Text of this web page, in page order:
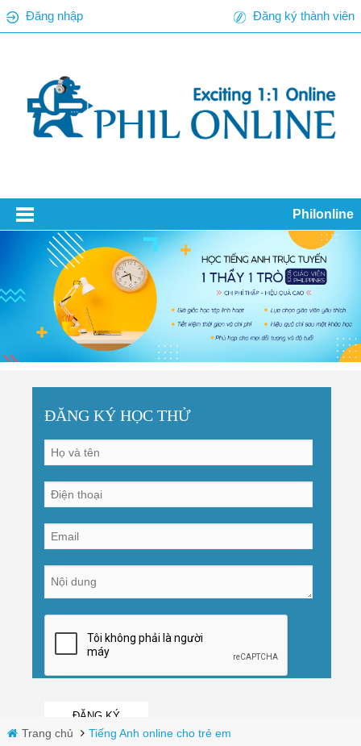
Đăng nhập Đăng ký thành viên
Philonline
ĐĂNG KÝ HỌC THỬ
ĐĂNG KÝ
Trang chủ Tiếng Anh online cho trẻ em